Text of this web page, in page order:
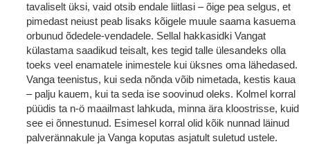
tavaliselt üksi, vaid otsib endale liitlasi – õige pea selgus, et
pimedast neiust peab lisaks kõigele muule saama kasuema
orbunud õdedele-vendadele. Sellal hakkasidki Vangat
külastama saadikud teisalt, kes tegid talle ülesandeks olla
toeks veel enamatele inimestele kui üksnes oma lähedased.
Vanga teenistus, kui seda nõnda võib nimetada, kestis kaua
‒ palju kauem, kui ta seda ise soovinud oleks. Kolmel korral
püüdis ta n-ö maailmast lahkuda, minna ära kloostrisse, kuid
see ei õnnestunud. Esimesel korral olid kõik nunnad läinud
palverännakule ja Vanga koputas asjatult suletud ustele.